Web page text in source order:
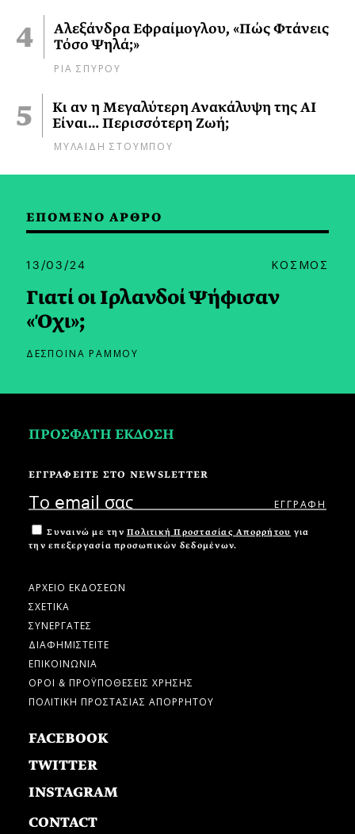
Αλεξάνδρα Εφραίμογλου, «Πώς Φτάνεις
Τόσο Ψηλά;»
ΡΙΑ ΣΠΥΡΟΥ
Κι αν η Μεγαλύτερη Ανακάλυψη της AI
Είναι… Περισσότερη Ζωή;
ΜΥΛΑΙΔΗ ΣΤΟΥΜΠΟΥ
ΕΠΟΜΕΝΟ ΑΡΘΡΟ
13/03/24 ΚΟΣΜΟΣ
Γιατί οι Ιρλανδοί Ψήφισαν
«Όχι»;
ΔΕΣΠΟΙΝΑ ΡΑΜΜΟΥ
ΠΡΟΣΦΑΤΗ ΕΚΔΟΣΗ
ΕΓΓΡΑΦΕΙΤΕ ΣΤΟ NEWSLETTER
Συναινώ με την Πολιτική Προστασίας Απορρήτου για
την επεξεργασία προσωπικών δεδομένων.
ΑΡΧΕΙΟ ΕΚΔΟΣΕΩΝ
ΣΧΕΤΙΚΑ
ΣΥΝΕΡΓΑΤΕΣ
ΔΙΑΦΗΜΙΣΤΕΙΤΕ
ΕΠΙΚΟΙΝΩΝΙΑ
ΟΡΟΙ & ΠΡΟΫΠΟΘΕΣΕΙΣ ΧΡΗΣΗΣ
ΠΟΛΙΤΙΚΗ ΠΡΟΣΤΑΣΙΑΣ ΑΠΟΡΡΗΤΟΥ
FACEBOOK
TWITTER
INSTAGRAM
CONTACT